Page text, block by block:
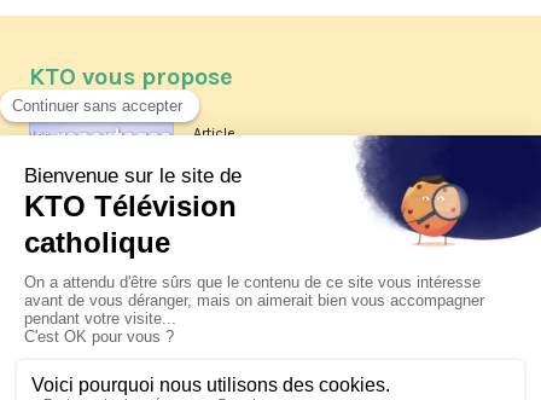
KTO vous propose
Article
Les reportages d'été 2026 de KTO
La visite pastorale du pape Léon
XIV à Assise à suivre sur KTO le
jeudi 6 août
Le pape en Uruguay, Argentine et